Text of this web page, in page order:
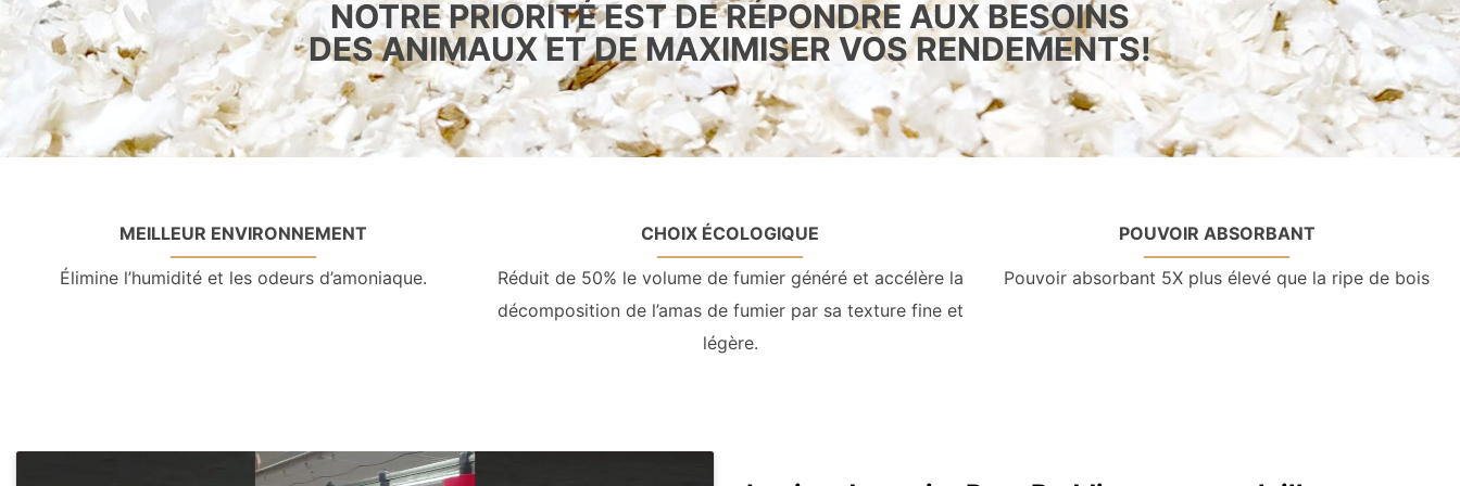
NOTRE PRIORITÉ EST DE RÉPONDRE AUX BESOINS
DES ANIMAUX ET DE MAXIMISER VOS RENDEMENTS!
MEILLEUR ENVIRONNEMENT
Élimine l’humidité et les odeurs d’amoniaque.
CHOIX ÉCOLOGIQUE
Réduit de 50% le volume de fumier généré et accélère la
décomposition de l’amas de fumier par sa texture fine et
légère.
POUVOIR ABSORBANT
Pouvoir absorbant 5X plus élevé que la ripe de bois